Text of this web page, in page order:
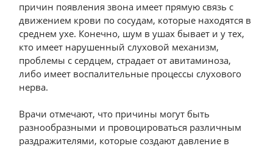
причин появления звона имеет прямую связь с
движением крови по сосудам, которые находятся в
среднем ухе. Конечно, шум в ушах бывает и у тех,
кто имеет нарушенный слуховой механизм,
проблемы с сердцем, страдает от авитаминоза,
либо имеет воспалительные процессы слухового
нерва.
Врачи отмечают, что причины могут быть
разнообразными и провоцироваться различным
раздражителями, которые создают давление в